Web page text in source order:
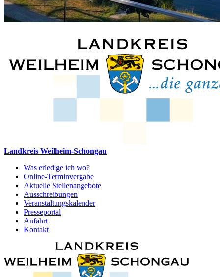
Landkreis Weilheim-Schongau
Was erledige ich wo?
Online-Terminvergabe
Aktuelle Stellenangebote
Ausschreibungen
Veranstaltungskalender
Presseportal
Anfahrt
Kontakt